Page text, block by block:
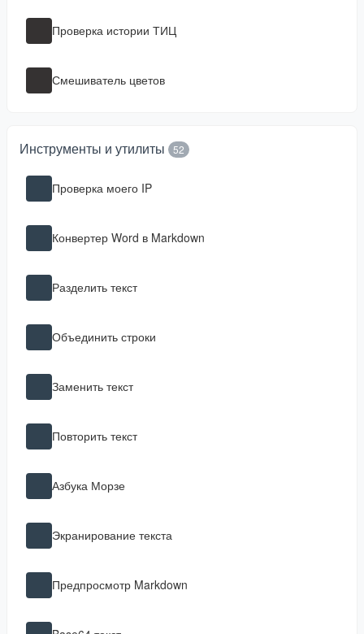
Проверка истории ТИЦ
Смешиватель цветов
Инструменты и утилиты 52
Проверка моего IP
Конвертер Word в Markdown
Разделить текст
Объединить строки
Заменить текст
Повторить текст
Азбука Морзе
Экранирование текста
Предпросмотр Markdown